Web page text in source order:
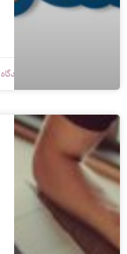
بدون دیدگاه